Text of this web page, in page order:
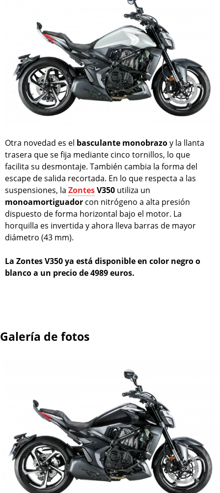
Otra novedad es el basculante monobrazoy la llanta
trasera que se fija mediante cinco tornillos, lo que
facilita su desmontaje. También cambia la forma del
escape de salida recortada. En lo que respecta a las
suspensiones, la ZontesV350 utiliza un
monoamortiguador con nitrógeno a alta presión
dispuesto de forma horizontal bajo el motor. La
horquilla es invertida y ahora lleva barras de mayor
diámetro (43 mm).
La Zontes V350 ya está disponible en color negro o
blanco a un precio de 4989 euros.
Galería de fotos